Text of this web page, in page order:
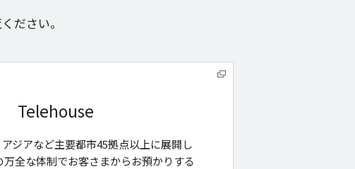
ださい。
Telehouse
ジアなど主要都市45拠点以上に展開し
万全な体制でお客さまからお預かりする